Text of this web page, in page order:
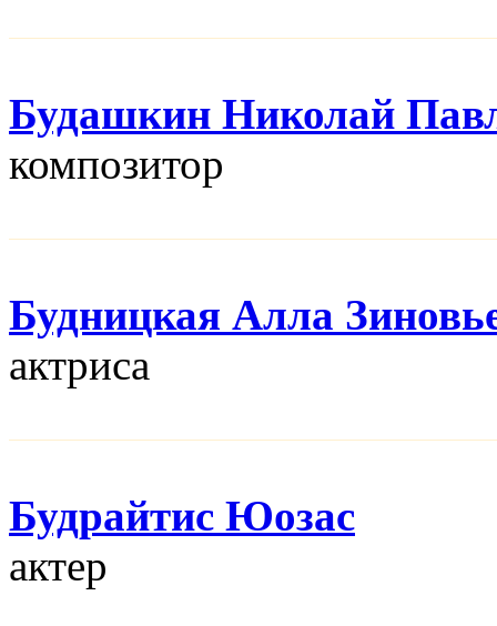
Будашкин Николай
композитор
Будницкая Алла
актриса
Будрайтис Юозас
актер